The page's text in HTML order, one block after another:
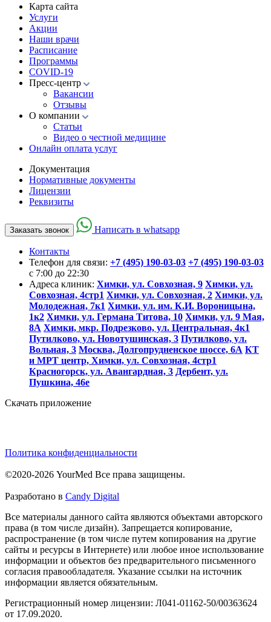
Карта сайта
Услуги
Акции
Наши врачи
Расписание
Программы
COVID-19
Пресс-центр
Вакансии
Отзывы
О компании
Статьи
Видео о честной медицине
Онлайн оплата услуг
Документация
Нормативные документы
Лицензии
Реквизиты
Заказать звонок Написать в whatsapp
Контакты
Телефон для связи: +7 (495) 190-03-03 +7 (495) 190-03-03
c 7:00 до 22:30
Адреса клиник: Химки, ул. Совхозная, 9 Химки, ул.
Совхозная, 4стр1 Химки, ул. Совхозная, 2 Химки, ул.
Молодежная, 7к1 Химки, ул. им. К.И. Вороницына,
1к2 Химки, ул. Германа Титова, 10 Химки, ул. 9 Мая,
8А Химки, мкр. Подрезково, ул. Центральная, 4к1
Путилково, ул. Новотушинская, 3 Путилково, ул.
Вольная, 3 Москва, Долгопрудненское шоссе, 6А КТ
и МРТ центр, Химки, ул. Совхозная, 4стр1
Красногорск, ул. Авангардная, 3 Дербент, ул.
Пушкина, 46е
Скачать приложение
Политика конфиденциальности
©2020-2026 YourMed Все права защищены.
Разработано в Candy Digital
Все материалы данного сайта являются объектами авторского
права (в том числе дизайн). Запрещается копирование,
распространение (в том числе путем копирования на другие
сайты и ресурсы в Интернете) или любое иное использование
информации и объектов без предварительного письменного
согласия правообладателя. Указание ссылки на источник
информации является обязательным.
Регистрационный номер лицензии: Л041-01162-50/00363624
от 17.09.2020.